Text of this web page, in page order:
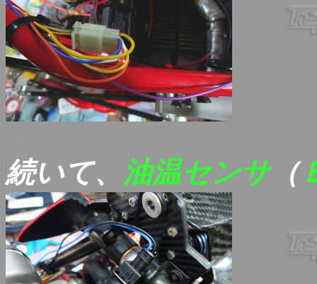
続いて、 油温センサ（